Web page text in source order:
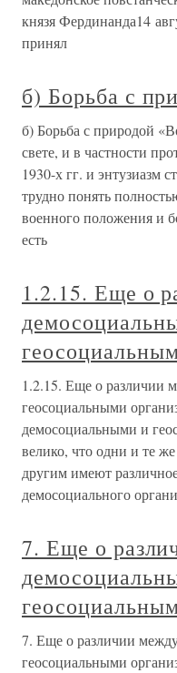
князя Фердинанда14
принял
б) Борьба с
б) Борьба с природой
свете, и в частности
1930-х гг. и энтузиазм
трудно понять
военного положения и
есть
1.2.15. Еще о
1.2.15. Еще о различии
геосоциальными
демосоциальными и
велико, что одни и те
другим имеют
демосоциального
7. Еще о
7. Еще о различии
геосоциальными